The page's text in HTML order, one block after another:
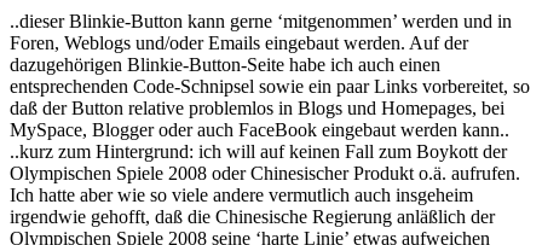
..dieser Blinkie-Button kann gerne ‘mitgenommen’ werden und in
Foren, Weblogs und/oder Emails eingebaut werden. Auf der
dazugehörigen Blinkie-Button-Seite habe ich auch einen
entsprechenden Code-Schnipsel sowie ein paar Links vorbereitet, so
daß der Button relative problemlos in Blogs und Homepages, bei
MySpace, Blogger oder auch FaceBook eingebaut werden kann..
..kurz zum Hintergrund: ich will auf keinen Fall zum Boykott der
Olympischen Spiele 2008 oder Chinesischer Produkt o.ä. aufrufen.
Ich hatte aber wie so viele andere vermutlich auch insgeheim
irgendwie gehofft, daß die Chinesische Regierung anläßlich der
Olympischen Spiele 2008 seine ‘harte Linie’ etwas aufweichen